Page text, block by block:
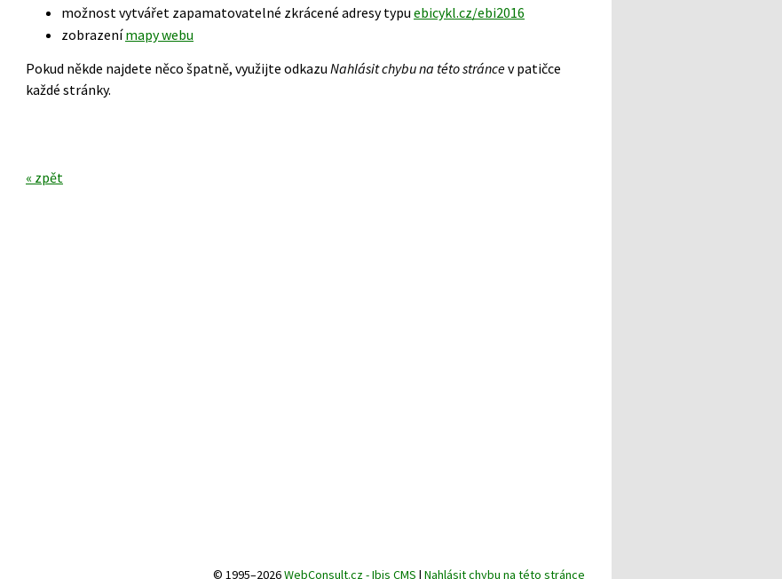
možnost vytvářet zapamatovatelné zkrácené adresy typu ebicykl.cz/ebi2016
zobrazenímapy webu
Pokud někde najdete něco špatně, využijte odkazu Nahlásit chybu na této stráncev patičce
každé stránky.
« zpět
© 1995–2026WebConsult.cz - Ibis CMS | Nahlásit chybu na této stránce